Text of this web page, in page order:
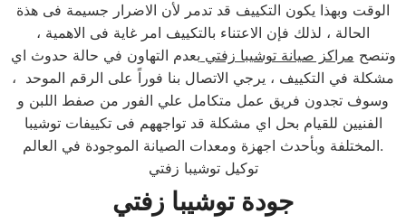
الوقت وبهذا يكون التكييف قد تدمر لأن الاضرار جسيمة فى هذة
الحالة ، لذلك فإن الاعتناء بالتكييف امر غاية فى الاهمية ،
وتنصح مراكز صيانة توشيبا زفتي بعدم التهاون في حالة حدوث اي
مشكلة في التكييف ، يرجي الاتصال بنا فوراً على الرقم الموحد ،
وسوف تجدون فريق عمل متكامل علي الفور من صفط اللبن و
الفنيين للقيام بحل اي مشكلة قد تواجههم فى تكييفات توشيبا
المختلفة وبأحدث اجهزة ومعدات الصيانة الموجودة في العالم.
توكيل توشيبا زفتي
جودة توشيبا زفتي